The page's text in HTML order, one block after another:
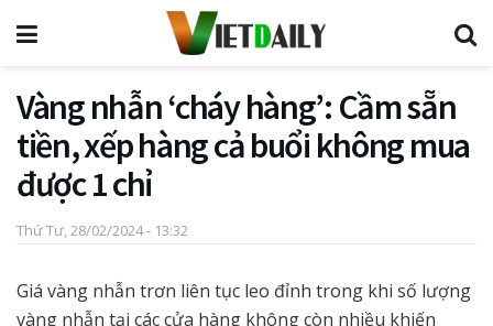
Vàng nhẫn ‘cháy hàng’: Cầm sẵn
tiền, xếp hàng cả buổi không mua
được 1 chỉ
Thứ Tư, 28/02/2024 - 13:32
Giá vàng nhẫn trơn liên tục leo đỉnh trong khi số lượng
vàng nhẫn tại các cửa hàng không còn nhiều khiến